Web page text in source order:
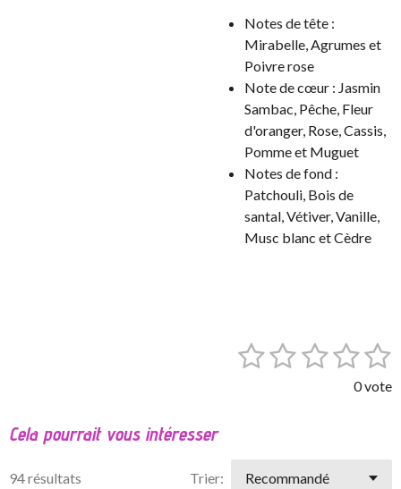
Notes de tête :
Mirabelle, Agrumes et
Poivre rose
Note de cœur : Jasmin
Sambac, Pêche, Fleur
d'oranger, Rose, Cassis,
Pomme et Muguet
Notes de fond :
Patchouli, Bois de
santal, Vétiver, Vanille,
Musc blanc et Cèdre
u
t
1 2
i
3
i
4 5
é
i
v
0 vote
Cela pourrait vous intéresser
94 résultats Trier: